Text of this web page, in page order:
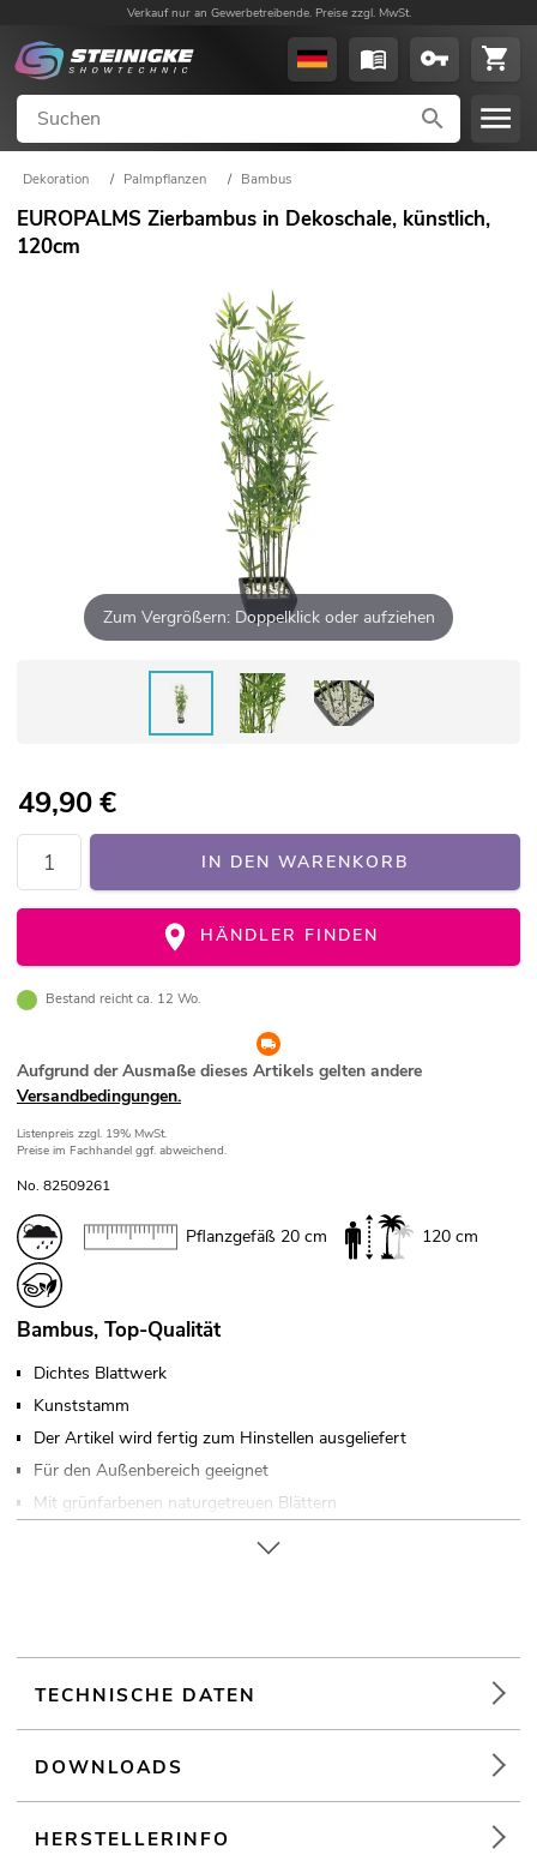
Verkauf nur an Gewerbetreibende. Preise zzgl. MwSt.
Dekoration / Palmpflanzen / Bambus
EUROPALMS Zierbambus in Dekoschale, künstlich,
120cm
Zum Vergrößern: Doppelklick oder aufziehen
49,90€
IN DEN WARENKORB
HÄNDLER FINDEN
Bestand reicht ca. 12 Wo.
Aufgrund der Ausmaße dieses Artikels gelten andere
Versandbedingungen.
Listenpreis zzgl. 19% MwSt.
Preise im Fachhandel ggf. abweichend.
No. 82509261
Pflanzgefäß 20 cm 120 cm
Bambus, Top-Qualität
Dichtes Blattwerk
Kunststamm
Der Artikel wird fertig zum Hinstellen ausgeliefert
Für den Außenbereich geeignet
Mit grünfarbenen naturgetreuen Blättern
TECHNISCHE DATEN
DOWNLOADS
HERSTELLERINFO